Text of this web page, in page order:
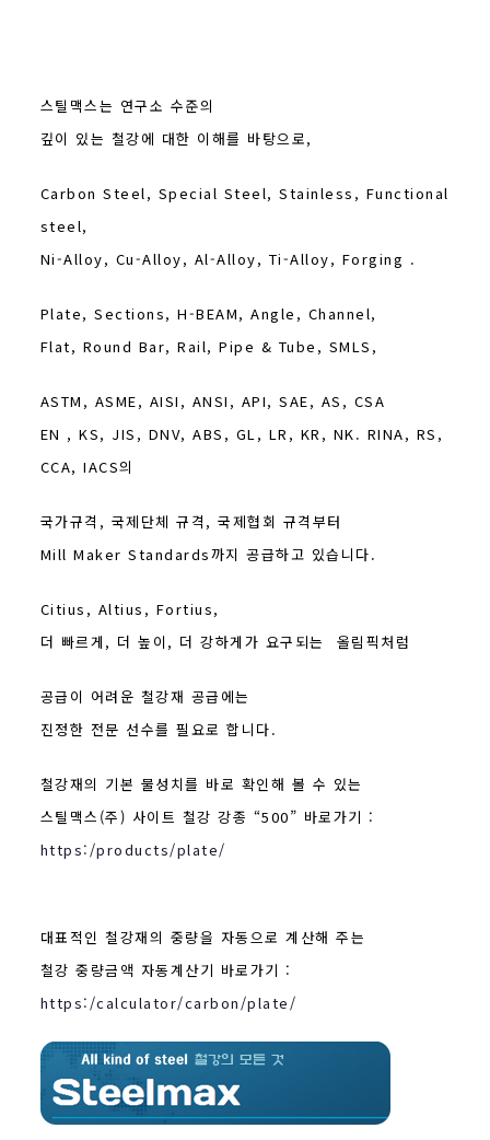
스틸맥스는 연구소 수준의
깊이 있는 철강에 대한 이해를 바탕으로,
Carbon Steel, Special Steel, Stainless, Functional
steel,
Ni-Alloy, Cu-Alloy, Al-Alloy, Ti-Alloy, Forging .
Plate, Sections, H-BEAM, Angle, Channel,
Flat, Round Bar, Rail, Pipe & Tube, SMLS,
ASTM, ASME, AISI, ANSI, API, SAE, AS, CSA
EN , KS, JIS, DNV, ABS, GL, LR, KR, NK. RINA, RS,
CCA, IACS의
국가규격, 국제단체 규격,국제협회 규격부터
Mill Maker Standards까지 공급하고 있습니다.
Citius, Altius, Fortius,
더 빠르게, 더 높이, 더 강하게가 요구되는 올림픽처럼
공급이 어려운 철강재 공급에는
진정한 전문 선수를 필요로 합니다.
철강재의 기본 물성치를 바로 확인해 볼 수 있는
스틸맥스(주) 사이트 철강 강종 “500” 바로가기 :
https:/products/plate/
대표적인 철강재의 중량을 자동으로 계산해 주는
철강 중량금액 자동계산기 바로가기 :
https:/calculator/carbon/plate/